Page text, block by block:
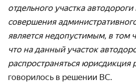
отдельного участка автодороги
совершения
является недопустимым, в том
что на данный участок
распространяться юрисдикция
говорилось в решении ВС.